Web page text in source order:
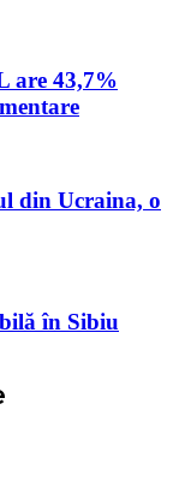
are 43,7%
din Ucraina, o
în Sibiu